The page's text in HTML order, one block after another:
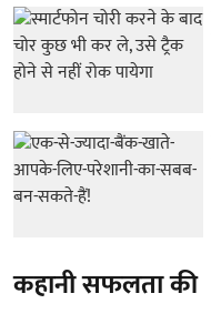
कहानी सफलता की